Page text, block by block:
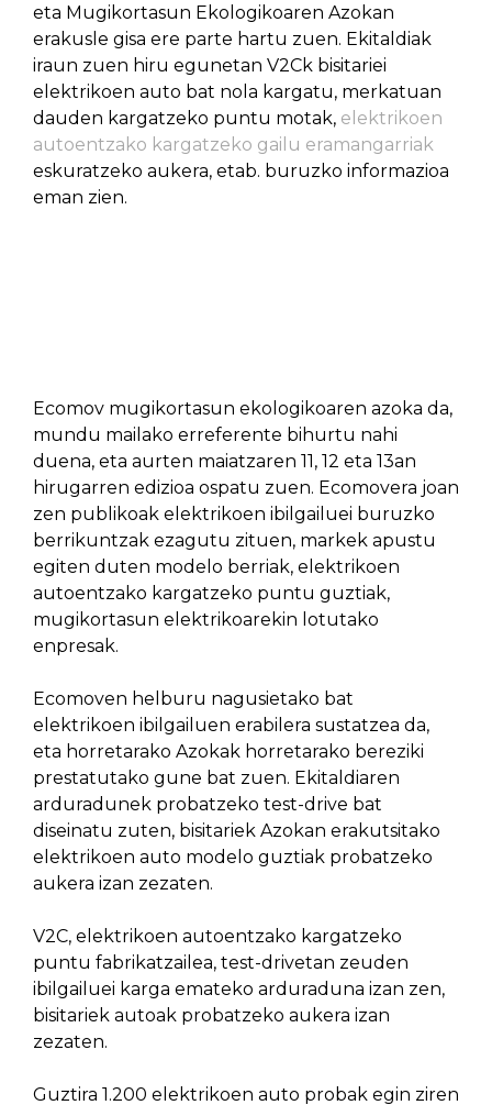
eta Mugikortasun Ekologikoaren Azokan
erakusle gisa ere parte hartu zuen. Ekitaldiak
iraun zuen hiru egunetan V2Ck bisitariei
elektrikoen auto bat nola kargatu, merkatuan
dauden kargatzeko puntu motak, elektrikoen
autoentzako kargatzeko gailu eramangarriak
eskuratzeko aukera, etab. buruzko informazioa
eman zien.
Ecomov mugikortasun ekologikoaren azoka da,
mundu mailako erreferente bihurtu nahi
duena, eta aurten maiatzaren 11, 12 eta 13an
hirugarren edizioa ospatu zuen. Ecomovera joan
zen publikoak elektrikoen ibilgailuei buruzko
berrikuntzak ezagutu zituen, markek apustu
egiten duten modelo berriak, elektrikoen
autoentzako kargatzeko puntu guztiak,
mugikortasun elektrikoarekin lotutako
enpresak.
Ecomoven helburu nagusietako bat
elektrikoen ibilgailuen erabilera sustatzea da,
eta horretarako Azokak horretarako bereziki
prestatutako gune bat zuen. Ekitaldiaren
arduradunek probatzeko test-drive bat
diseinatu zuten, bisitariek Azokan erakutsitako
elektrikoen auto modelo guztiak probatzeko
aukera izan zezaten.
V2C, elektrikoen autoentzako kargatzeko
puntu fabrikatzailea, test-drivetan zeuden
ibilgailuei karga emateko arduraduna izan zen,
bisitariek autoak probatzeko aukera izan
zezaten.
Guztira 1.200 elektrikoen auto probak egin ziren